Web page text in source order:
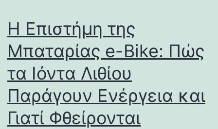
Η Επιστήμη της
Μπαταρίας e-Bike: Πώς
τα Ιόντα Λιθίου
Παράγουν Ενέργεια και
Γιατί Φθείρονται